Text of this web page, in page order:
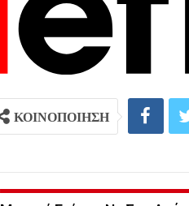
ΚΟΙΝΟΠΟΙΗΣΗ